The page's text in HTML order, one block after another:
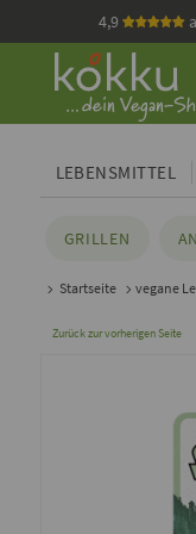
4,9
LEBENSMITTEL
GRILLEN
Startseite vegane
Zurück zur vorherigen Seite